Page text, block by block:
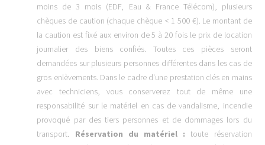
moins de 3 mois (EDF, Eau & France Télécom), plusieurs
chèques de caution (chaque chèque < 1 500 €). Le montant de
la caution est fixé aux environ de 5 à 20 fois le prix de location
journalier des biens confiés. Toutes ces pièces seront
demandées sur plusieurs personnes différentes dans les cas de
gros enlèvements. Dans le cadre d'une prestation clés en mains
avec techniciens, vous conserverez tout de même une
responsabilité sur le matériel en cas de vandalisme, incendie
provoqué par des tiers personnes et de dommages lors du
transport. Réservation du matériel : toute réservation